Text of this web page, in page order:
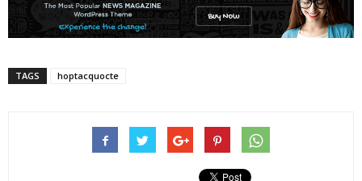
TAGS hoptacquocte